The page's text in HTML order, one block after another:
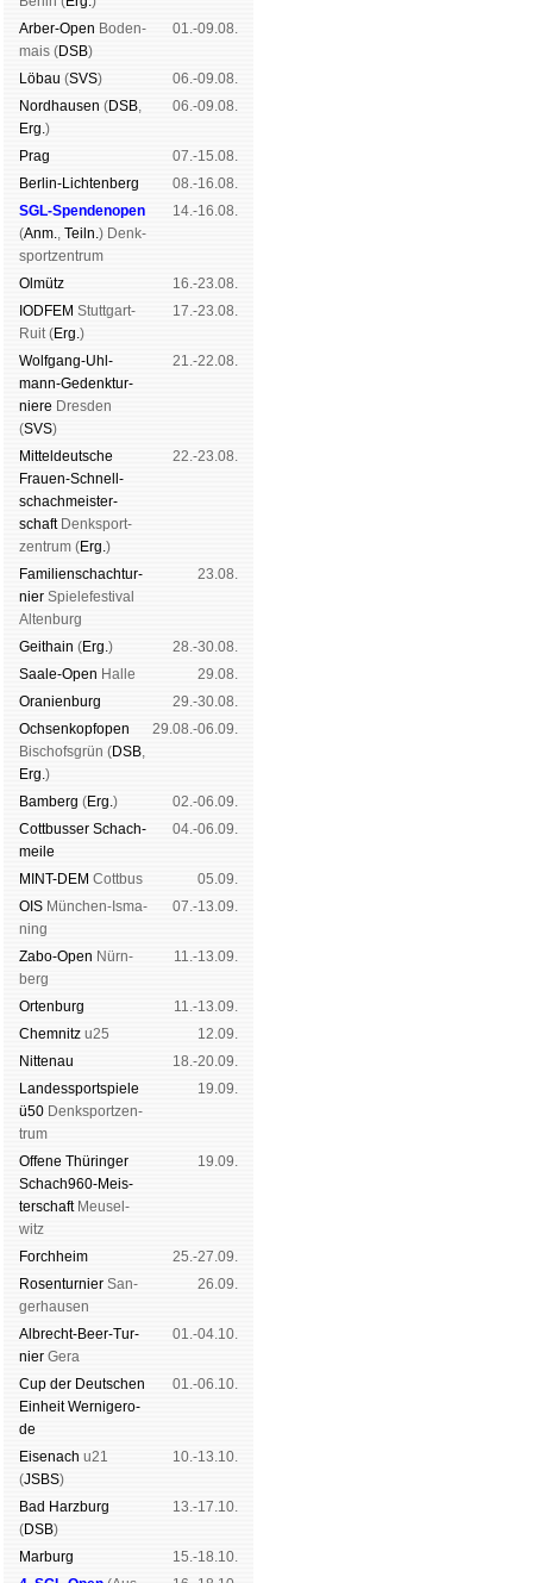
Arber-Open Boden­
mais (DSB)
01.-09.08.
Lö­bau (SVS)
06.-09.08.
Nord­hau­sen (DSB,
Erg.)
06.-09.08.
Prag
07.-15.08.
Berlin-Lich­ten­berg
08.-16.08.
SGL-Spenden­open
(Anm., Teiln.) Denk­
sport­zen­trum
14.-16.08.
Ol­mütz
16.-23.08.
IODFEM Stutt­gart-
Ruit (Erg.)
17.-23.08.
Wolf­gang-Uhl­
mann-Ge­denk­tur­
niere Dres­den
(SVS)
21.-22.08.
Mit­tel­deu­tsche
Frauen-Schnell­
schach­meis­ter­
schaftDenk­sport­
zen­trum (Erg.)
22.-23.08.
Familien­schach­tur­
nier Spiele­fes­ti­val
Al­ten­burg
23.08.
Geit­hain (Erg.)
28.-30.08.
Saale-Open Halle
29.08.
Oranien­burg
29.-30.08.
Och­sen­kopf­open
Bischofs­grün (DSB,
Erg.)
29.08.-06.09.
Bam­berg (Erg.)
02.-06.09.
Cott­busser Schach­
meile
04.-06.09.
MINT-DEM Cott­bus
05.09.
OIS Mün­chen-Is­ma­
ning
07.-13.09.
Zabo-Open Nürn­
berg
11.-13.09.
Orten­burg
11.-13.09.
Chem­nitz u25
12.09.
Nitte­nau
18.-20.09.
Landes­sport­spiele
ü50 Denk­sport­zen­
trum
19.09.
Offene Thü­rin­ger
Schach960-Meis­
ter­schaftMeu­sel­
witz
19.09.
Forch­heim
25.-27.09.
Rosen­tur­nier San­
ger­hau­sen
26.09.
Albrecht-Beer-Tur­
nier Ge­ra
01.-04.10.
Cup der Deut­schen
Ein­heit Wer­ni­ge­ro­
de
01.-06.10.
Eise­nach u21
(JSBS)
10.-13.10.
Bad Harz­burg
(DSB)
13.-17.10.
Mar­burg
15.-18.10.